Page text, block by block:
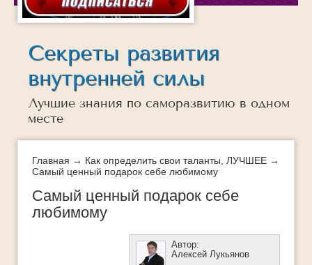
Беседы с успешными людьми
Думай
Инсайты
Истории успеха
Как легко и быстро похудеть
Секреты развития
внутренней силы
Лучшие знания по саморазвитию в одном
месте
Главная → Как определить свои таланты ЛУЧШЕЕ →
Самый ценный подарок себе любимому
Самый ценный подарок себе
любимому
Автор:
Алексей Лукьянов